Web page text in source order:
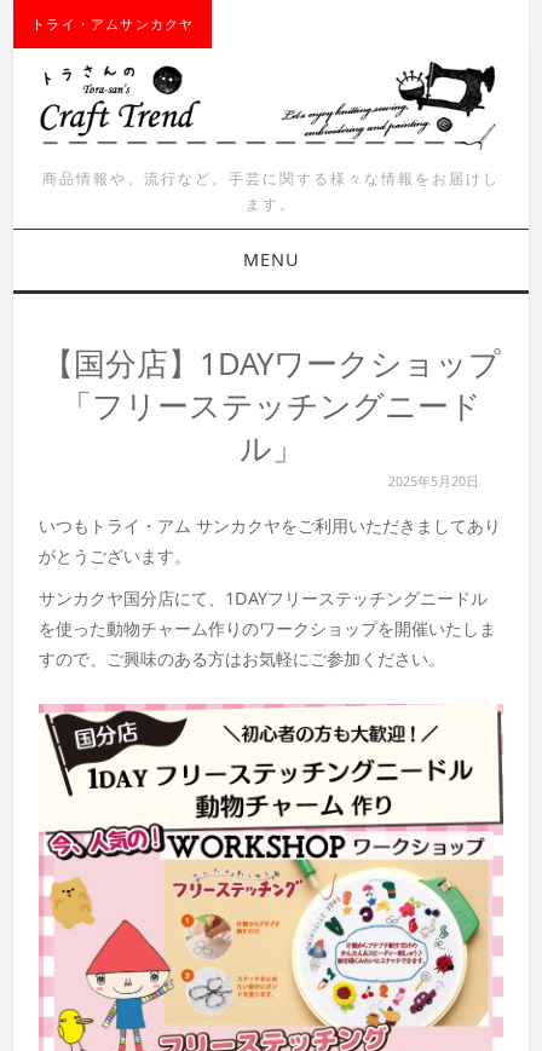
トライ・アムサンカクヤ
商品情報や、流行など。手芸に関する様々な情報をお届けし
ます。
MENU
商品紹介
【国分店】1DAYワークショップ
「フリーステッチングニード
ル」
2025年5月20日
いつもトライ・アム サンカクヤをご利用いただきましてあり
がとうございます。
サンカクヤ国分店にて、1DAYフリーステッチングニードル
を使った動物チャーム作りのワークショップを開催いたしま
すので、ご興味のある方はお気軽にご参加ください。